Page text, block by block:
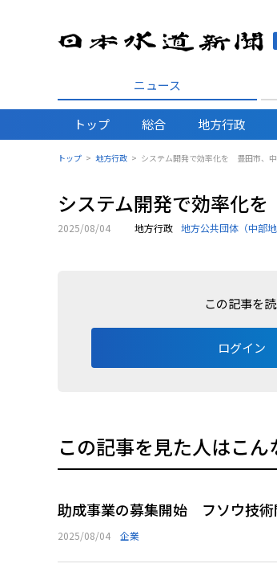
ニュース
トップ 総合 地方行政
トップ 地方行政 システム開発で効率化を 豊田市、
システム開発で効率化
2025/08/04 地方行政 地方公共団体（中部地
この記事を
ログイン
この記事を見た人はこ
助成事業の募集開始 フソウ技術
2025/08/04 企業